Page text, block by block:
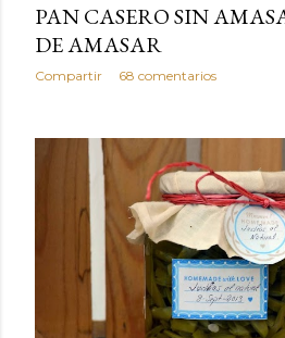
PAN CASERO SIN
DE AMASAR
Compartir 68 comentarios